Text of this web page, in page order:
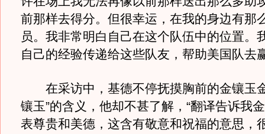
前那样去得分。但很幸运，在我的身边有那
员。我非常明白自己在这个队伍中的位置。
自己的经验传递给这些队友，帮助美国队去
在采访中，基德不停抚摸胸前的金镶玉
镶玉”的含义，他却不甚了解，“翻译告诉我
表尊贵和美德，这含有敬意和祝福的意思，